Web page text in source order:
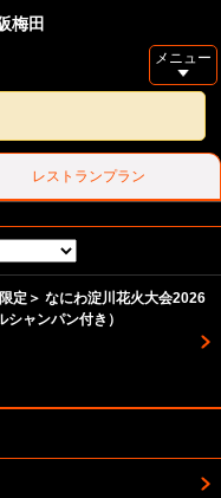
梅田
メニュー
レストランプラン
定＞ なにわ淀川花火大会2026
ャンパン付き）